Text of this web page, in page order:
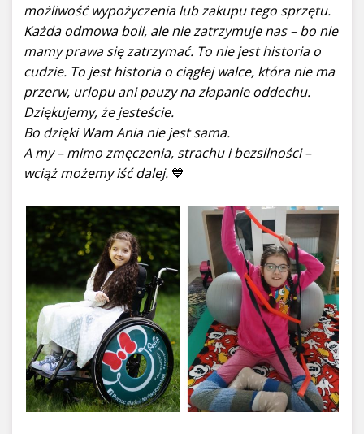
możliwość wypożyczenia lub zakupu tego sprzętu.
Każda odmowa boli, ale nie zatrzymuje nas – bo nie
mamy prawa się zatrzymać. To nie jest historia o
cudzie. To jest historia o ciągłej walce, która nie ma
przerw, urlopu ani pauzy na złapanie oddechu.
Dziękujemy, że jesteście.
Bo dzięki Wam Ania nie jest sama.
A my – mimo zmęczenia, strachu i bezsilności –
wciąż możemy iść dalej. 💙